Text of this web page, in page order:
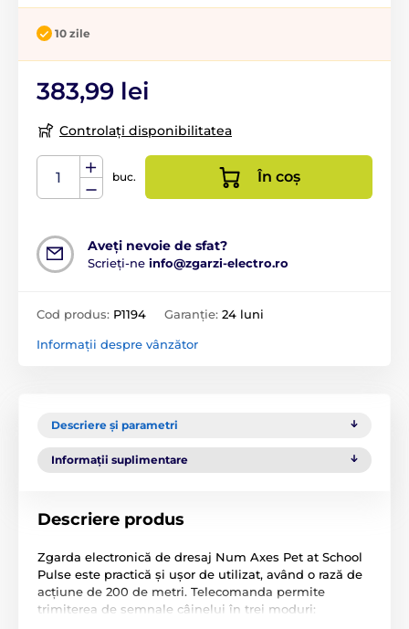
10 zile
383,99 lei
Controlați disponibilitatea
buc. În coș
Aveți nevoie de sfat?
Scrieți-ne info@zgarzi-electro.ro
Cod produs: P1194 Garanție: 24 luni
Informații despre vânzător
Descriere și parametri
Informații suplimentare
Descriere produs
Zgarda electronică de dresaj Num Axes Pet at School
Pulse este practică și ușor de utilizat, având o rază de
acțiune de 200 de metri. Telecomanda permite
trimiterea de semnale câinelui în trei moduri: